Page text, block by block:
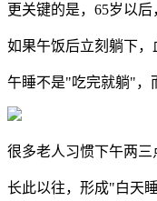
更关键的是，65岁以
如果午饭后立刻躺下，
午睡不是"吃完就躺"，
很多老人习惯下午两三
长此以往，形成"白天